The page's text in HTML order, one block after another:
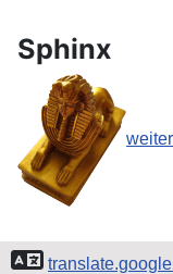
Sphinx